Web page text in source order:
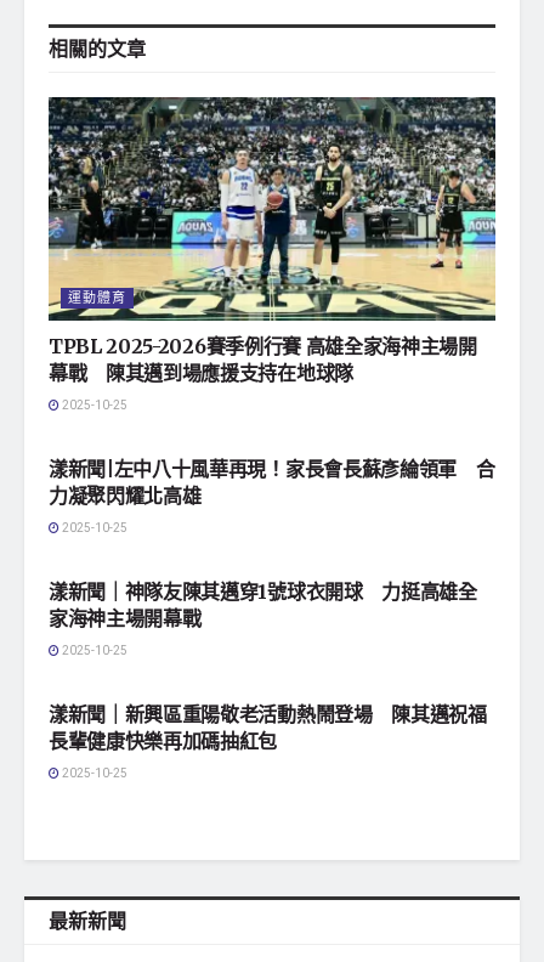
相關的文章
運動體育
TPBL 2025-2026賽季例行賽 高雄全家海神主場開
幕戰 陳其邁到場應援支持在地球隊
2025-10-25
漾新聞|左中八十風華再現！家長會長蘇彥綸領軍 合
力凝聚閃耀北高雄
2025-10-25
漾新聞｜神隊友陳其邁穿1號球衣開球 力挺高雄全
家海神主場開幕戰
2025-10-25
漾新聞｜新興區重陽敬老活動熱鬧登場 陳其邁祝福
長輩健康快樂再加碼抽紅包
2025-10-25
最新新聞